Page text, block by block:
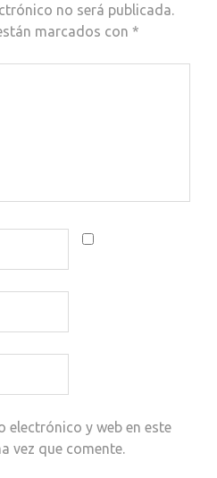
no será publicada.
marcados con *
electrónico y web en este
vez que comente.